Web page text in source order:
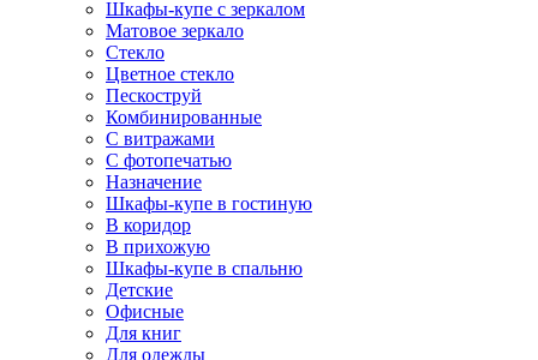
Шкафы-купе с зеркалом
Матовое зеркало
Стекло
Цветное стекло
Пескоструй
Комбинированные
С витражами
С фотопечатью
Назначение
Шкафы-купе в гостиную
В коридор
В прихожую
Шкафы-купе в спальню
Детские
Офисные
Для книг
Для одежды